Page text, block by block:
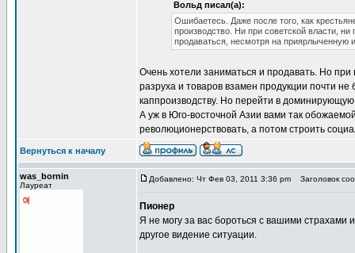
Вольд писал(а):
Ошибаетесь. Даже после того, как
производство. Ни при советской власти,
продаваться, несмотря на приярлыченную
Очень хотели заниматься и продавать. Но
разруха и товаров взамен продукции почти
каппроизводству. Но перейти в
А уж в Юго-восточной Азии вами так
революционерствовать, а потом строить
Вернуться к началу
was_bornin
Лауреат
Добавлено: Чт Фев 03, 2011 3:36 pm Заголовок
Пионер
Я не могу за вас бороться с вашими страхами
другое видение ситуации.